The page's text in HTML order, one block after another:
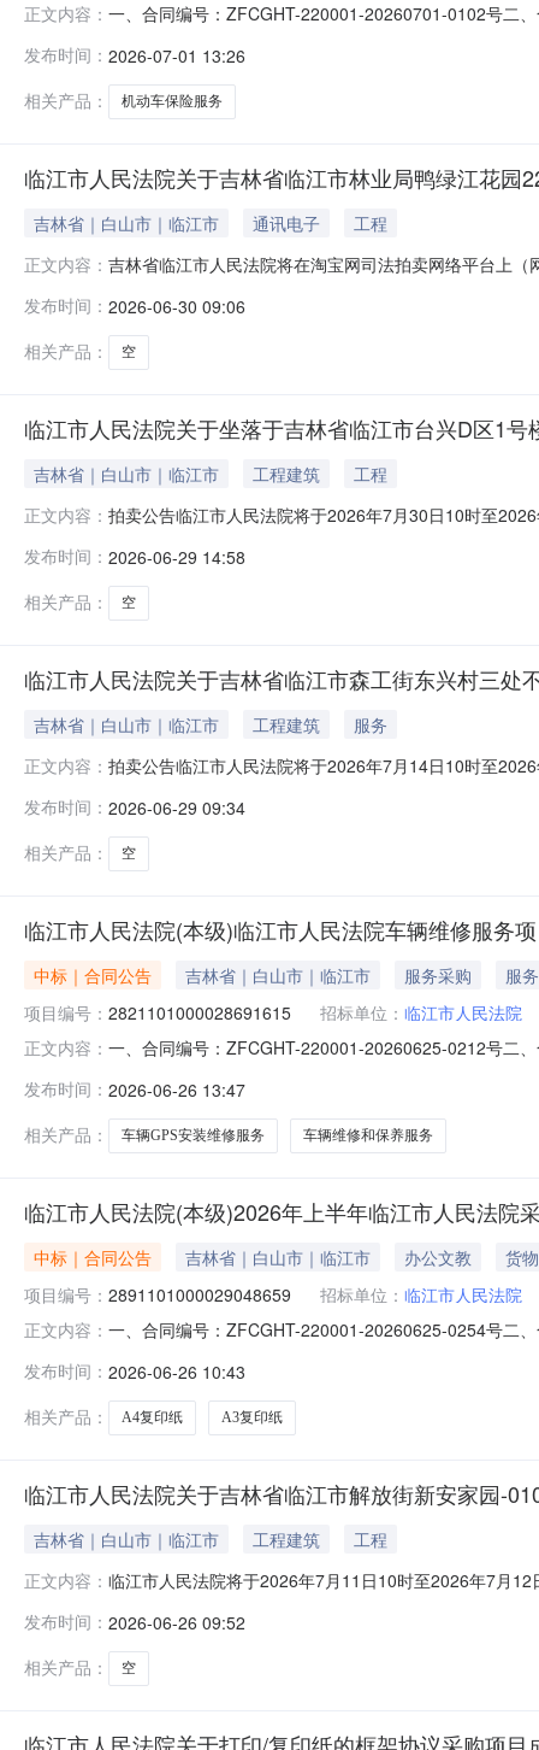
正文内容： 一、合同编号：ZFCGHT-220001-20260701-0102号二
放街1委7组工行信用社住宅楼联系方式：13704393999
发布时间： 2026-07-01 13:26
相关产品：
机动车保险服务
临江市人民法院关于吉林省临江市林业局鸭绿江花
吉林省｜白山市｜临江市 通讯电子
工程
正文内容： 吉林省临江市人民法院将在淘宝网司法拍卖网络平台上
方米]，该房屋有抵押，无租赁，已装修，评估价格为
发布时间： 2026-06-30 09:06
相关产品：
空
临江市人民法院关于坐落于吉林省临江市台兴D区1
吉林省｜白山市｜临江市 工程建筑
工程
正文内容： 拍卖公告临江市人民法院将于2026年7月30日10时至
2026年4月7日时点的参考价为87447.00元。起拍价和成
二、拍卖标的
发布时间： 2026-06-29 14:58
相关产品：
空
临江市人民法院关于吉林省临江市森工街东兴村三
吉林省｜白山市｜临江市 工程建筑
服务
正文内容： 拍卖公告临江市人民法院将于2026年7月14日10时至
吉（2016）临江市不动产权第0000493号、吉（2016）
估
发布时间： 2026-06-29 09:34
相关产品：
空
临江市人民法院(本级)临江市人民法院车辆维修服务
中标｜合同公告 吉林省｜白山市｜临江市 服务采购
服务
项目编号： 2821101000028691615 招标单位： 临江市人民法院
正文内容： 一、合同编号：ZFCGHT-220001-20260625-0212号二
临江市东康小区一楼门市房联系方式：17766866857六
发布时间： 2026-06-26 13:47
相关产品：
车辆GPS安装维修服务 车辆维修和保养服务
临江市人民法院(本级)2026年上半年临江市人民法院
中标｜合同公告 吉林省｜白山市｜临江市 办公文教
货物
项目编号： 2891101000029048659 招标单位： 临江市人民法院
正文内容： 一、合同编号：ZFCGHT-220001-20260625-0254号二
临江市兴隆街兴隆小区6号楼-000009号联系方式：
发布时间： 2026-06-26 10:43
相关产品：
A4复印纸 A3复印纸
临江市人民法院关于吉林省临江市解放街新安家园-
吉林省｜白山市｜临江市 工程建筑
工程
正文内容： 临江市人民法院将于2026年7月11日10时至2026年7月
2025年11月12日时点吉林省临江市解放街新安家园-
（2
发布时间： 2026-06-26 09:52
相关产品：
空